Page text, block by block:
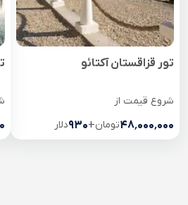
تور قزاقستان آکتائو
شروع قیمت از
۴۸٬۰۰۰٬۰۰۰تومان+۹۳۰دلار